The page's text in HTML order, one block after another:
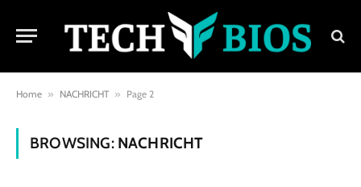
Home » NACHRICHT » Page 2
BROWSING: NACHRICHT